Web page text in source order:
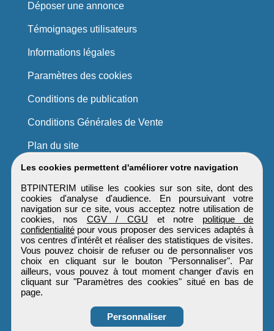
Les cookies permettent d'améliorer votre navigation
BTPINTERIM utilise les cookies sur son site, dont des
cookies d'analyse d'audience. En poursuivant votre
navigation sur ce site, vous acceptez notre utilisation de
cookies, nos CGV / CGU et notre politique de
confidentialitépour vous proposer des services adaptés à
vos centres d'intérêt et réaliser des statistiques de visites.
Vous pouvez choisir de refuser ou de personnaliser vos
choix en cliquant sur le bouton "Personnaliser". Par
ailleurs, vous pouvez à tout moment changer d'avis en
cliquant sur "Paramètres des cookies" situé en bas de
page.
Personnaliser
Déposer une annonce
Témoignages utilisateurs
Informations légales
Paramètres des cookies
Conditions de publication
Conditions Générales de Vente
Plan du site